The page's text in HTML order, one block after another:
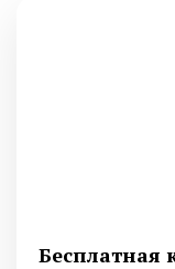
Бесплатная